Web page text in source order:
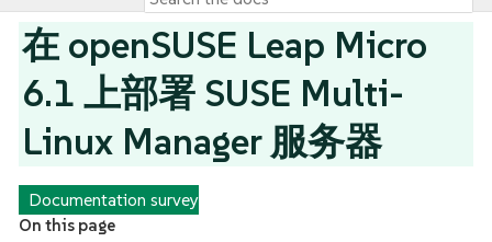
在 openSUSE Leap Micro
6.1 上部署 SUSE Multi-
Linux Manager 服务器
Documentation survey
On this page